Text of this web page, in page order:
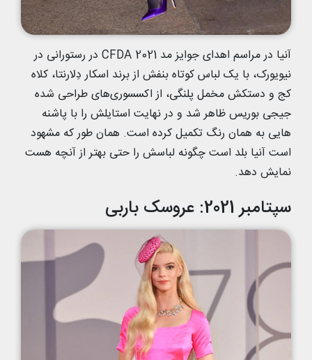
آنیا در مراسم اهدای جوایز مد CFDA 2021 در رستورانی در
نیویورک، با یک لباس کوتاه بنفش از برند اسکار دِلارنتا، کلاه
کج و دستکش مخمل پلنگی، از اکسسوری‌های طراحی شده
جیجی بوریس ظاهر شد و در نهایت استایلش را با پاشنه
هایی به همان رنگ تکمیل کرده است. همان طور که مشهود
است آنیا بلد است چگونه لباسش را حتی بهتر از آنچه هست
نمایش دهد.
سپتامبر 2021: عروسک باربی